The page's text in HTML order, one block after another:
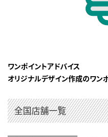
ワンポイントアドバイス
オリジナルデザイン作成のワン
全国店舗一覧